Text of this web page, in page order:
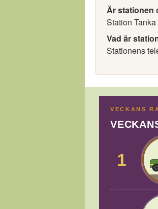
Är stationen
Station
Vad är
Stationens
VECKANS
1